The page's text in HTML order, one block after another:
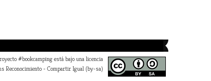
#bookcamping está bajo una licencia
Reconocimiento - Compartir Igual (by-sa)